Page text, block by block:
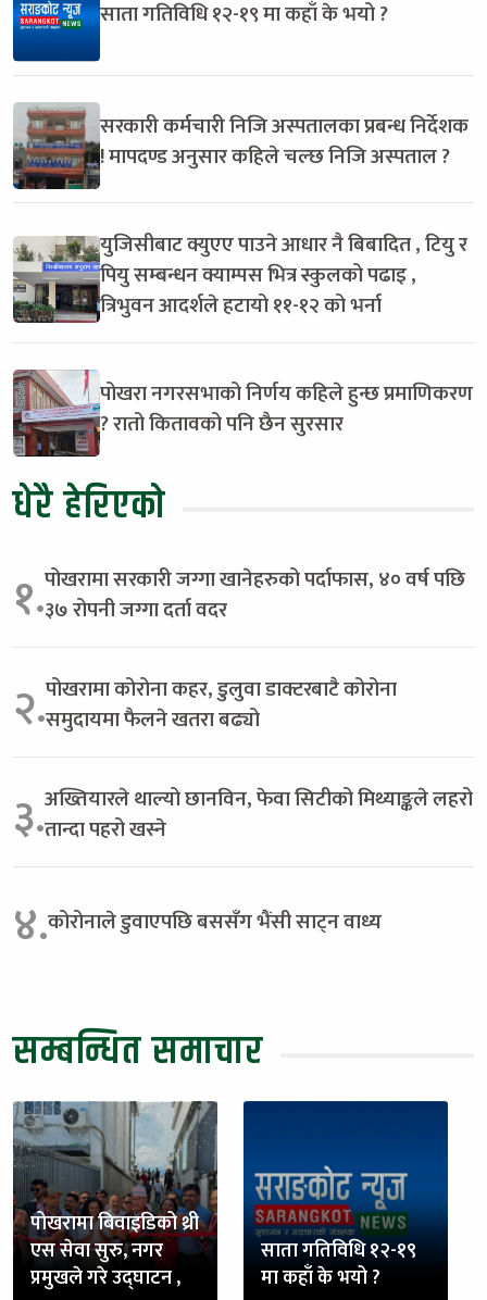
साता गतिविधि १२-१९ मा कहाँ के भयो ?
सरकारी कर्मचारी निजि अस्पतालका प्रबन्ध निर्देशक
! मापदण्ड अनुसार कहिले चल्छ निजि अस्पताल ?
युजिसीबाट क्युएए पाउने आधार नै बिबादित , टियु र
पियु सम्बन्धन क्याम्पस भित्र स्कुलको पढाइ ,
त्रिभुवन आदर्शले हटायो ११-१२ को भर्ना
पोखरा नगरसभाको निर्णय कहिले हुन्छ प्रमाणिकरण
? रातो कितावको पनि छैन सुरसार
धेरै हेरिएको
१.पोखरामा सरकारी जग्गा खानेहरुको पर्दाफास, ४० वर्ष पछि
३७ रोपनी जग्गा दर्ता वदर
२.पोखरामा कोरोना कहर, डुलुवा डाक्टरबाटै कोरोना
समुदायमा फैलने खतरा बढ्यो
३.अख्तियारले थाल्यो छानविन, फेवा सिटीको मिथ्याङ्कले लहरो
तान्दा पहरो खस्ने
४.कोरोनाले डुवाएपछि बससँग भैंसी साट्न वाध्य
सम्बन्धित समाचार
पोखरामा बिवाइडिको थ्री
एस सेवा सुरु, नगर
प्रमुखले गरे उद्घाटन ,
साता गतिविधि १२-१९
मा कहाँ के भयो ?